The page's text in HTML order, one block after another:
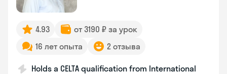
4.93
от 3190 ₽ за урок
16 лет опыта
2 отзыва
Holds a CELTA qualification from International